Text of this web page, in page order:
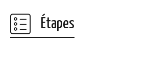
Étapes